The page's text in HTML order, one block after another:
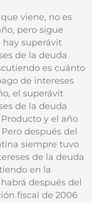
viene, no es
pero sigue
superávit
de la deuda
es cuánto
de intereses
el superávit
de la deuda
y el año
después del
siempre tuvo
de la deuda
en la
después del
fiscal de 2006